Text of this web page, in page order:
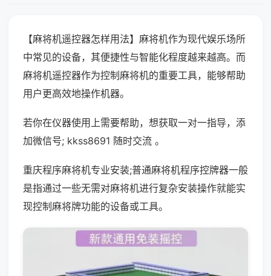
【麻将机遥控器怎样用法】麻将机作为现代娱乐场所
中常见的设备，其便捷性与智能化程度越来越高。而
麻将机遥控器作为控制麻将机的重要工具，能够帮助
用户更高效地操作机器。
若你在仪器使用上需要帮助，想获取一对一指导，添
加微信号; kkss8691 随时交流 。
重庆程序麻将机专业安装;普通麻将机程序控牌器一般
是指通过一些无需对麻将机进行复杂安装操作就能实
现控制麻将牌功能的设备或工具。